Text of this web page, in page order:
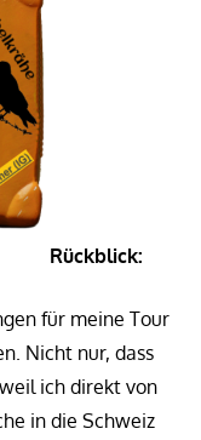
Rückblick:
für meine Tour
Nicht nur, dass
ich direkt von
in die Schweiz